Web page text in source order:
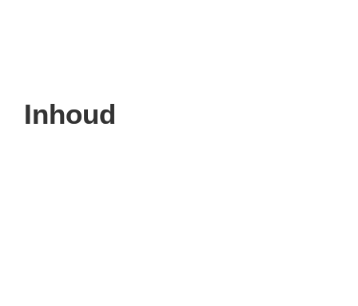
Inhoud